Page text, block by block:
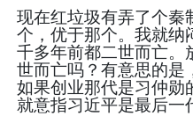
现在红垃圾有弄了个秦
个，优于那个。我就纳
千多年前都二世而亡。
世而亡吗？有意思的是
如果创业那代是习仲勋
就意指习近平是最后一